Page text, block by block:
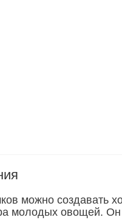
можно создавать
молодых овощей. Он